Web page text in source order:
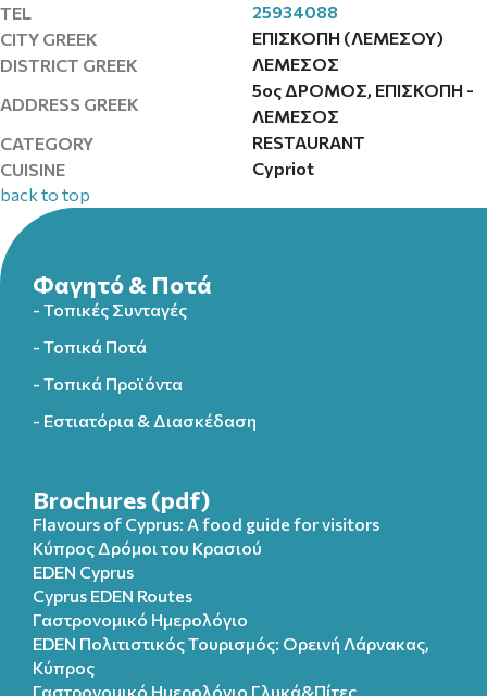
TEL
25934088
CITY GREEK
ΕΠΙΣΚΟΠΗ (ΛΕΜΕΣΟΥ)
DISTRICT GREEK
ΛΕΜΕΣΟΣ
ADDRESS GREEK
5ος ΔΡΟΜΟΣ, ΕΠΙΣΚΟΠΗ -
ΛΕΜΕΣΟΣ
CATEGORY
RESTAURANT
CUISINE
Cypriot
back to top
Φαγητό & Ποτά
- Τοπικές Συνταγές
- Τοπικά Ποτά
- Τοπικά Προϊόντα
- Εστιατόρια & Διασκέδαση
Brochures (pdf)
Flavours of Cyprus: A food guide for visitors
Κύπρος Δρόμοι του Κρασιού
EDEN Cyprus
Cyprus EDEN Routes
Γαστρονομικό Ημερολόγιο
EDEN Πολιτιστικός Τουρισμός: Ορεινή Λάρνακας,
Κύπρος
Γαστρονομικό Ημερολόγιo Γλυκά&Πίτες